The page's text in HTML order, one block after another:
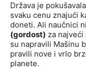
Država je
svaku cenu znajući
doneti. Ali naučnici
(gordost) za
su napravili Mašinu
pravili nove i vrlo
planete.